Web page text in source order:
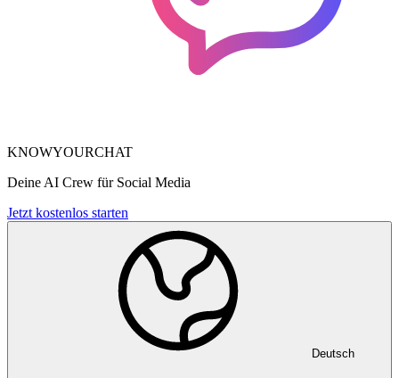
KNOWYOURCHAT
Deine AI Crew für Social Media
Jetzt kostenlos starten
Deutsch